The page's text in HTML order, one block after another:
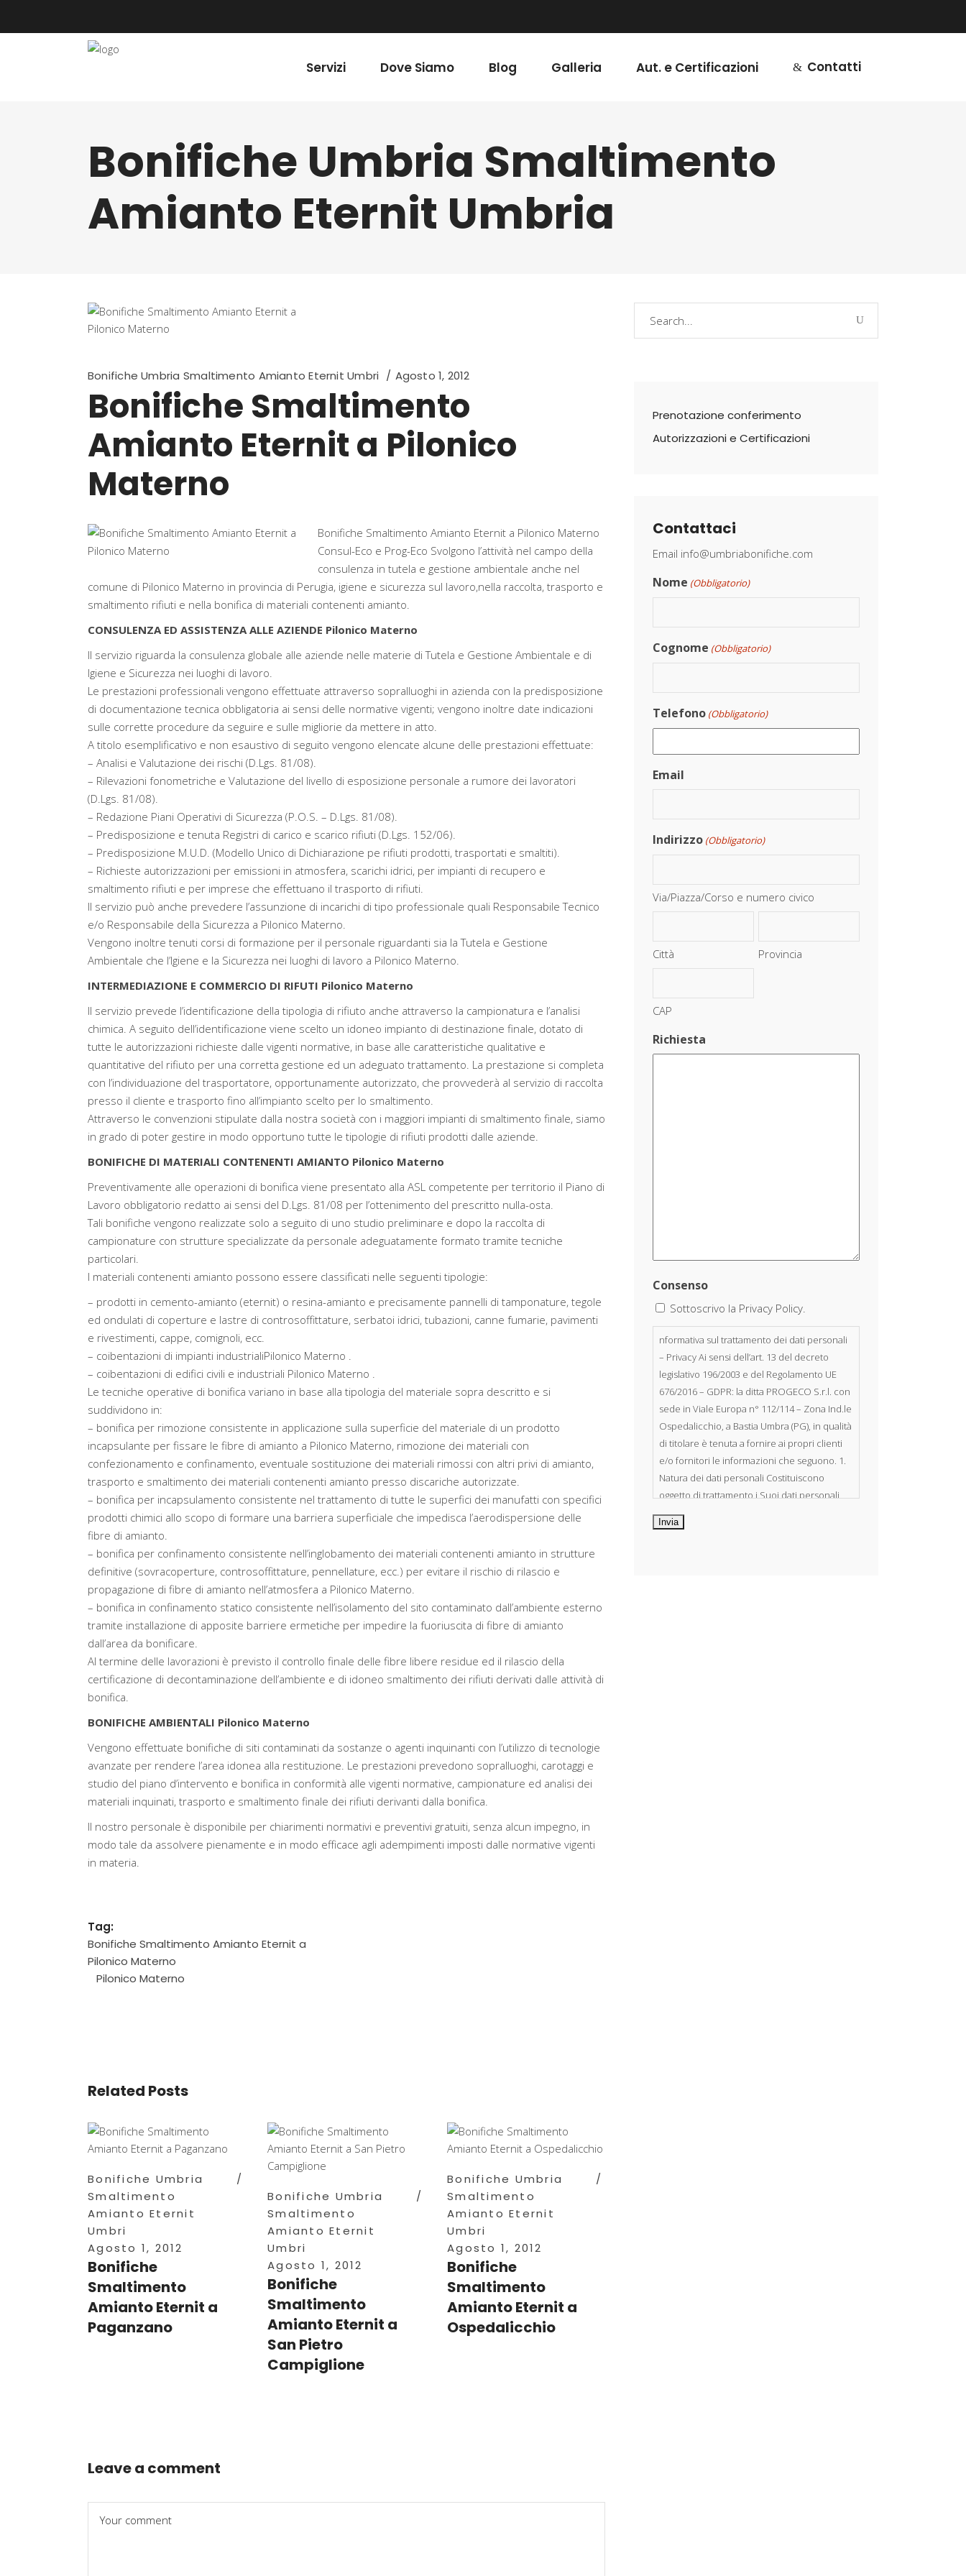
Servizi Dove Siamo Blog Galleria Aut. e Certificazioni Contatti
Bonifiche Umbria Smaltimento
Amianto Eternit Umbria
Bonifiche Umbria Smaltimento Amianto Eternit Umbri Agosto 1, 2012
Bonifiche Smaltimento
Amianto Eternit a Pilonico
Materno
Bonifiche Smaltimento Amianto Eternit a Pilonico Materno
Consul-Eco e Prog-Eco Svolgono l’attività nel campo della
consulenza in tutela e gestione ambientale anche nel
comune di Pilonico Materno in provincia di Perugia, igiene e sicurezza sul lavoro,nella raccolta, trasporto e
smaltimento rifiuti e nella bonifica di materiali contenenti amianto.
CONSULENZA ED ASSISTENZA ALLE AZIENDE Pilonico Materno
Il servizio riguarda la consulenza globale alle aziende nelle materie di Tutela e Gestione Ambientale e di
Igiene e Sicurezza nei luoghi di lavoro.
Le prestazioni professionali vengono effettuate attraverso sopralluoghi in azienda con la predisposizione
di documentazione tecnica obbligatoria ai sensi delle normative vigenti; vengono inoltre date indicazioni
sulle corrette procedure da seguire e sulle migliorie da mettere in atto.
A titolo esemplificativo e non esaustivo di seguito vengono elencate alcune delle prestazioni effettuate:
– Analisi e Valutazione dei rischi (D.Lgs. 81/08).
– Rilevazioni fonometriche e Valutazione del livello di esposizione personale a rumore dei lavoratori
(D.Lgs. 81/08).
– Redazione Piani Operativi di Sicurezza (P.O.S. – D.Lgs. 81/08).
– Predisposizione e tenuta Registri di carico e scarico rifiuti (D.Lgs. 152/06).
– Predisposizione M.U.D. (Modello Unico di Dichiarazione pe rifiuti prodotti, trasportati e smaltiti).
– Richieste autorizzazioni per emissioni in atmosfera, scarichi idrici, per impianti di recupero e
smaltimento rifiuti e per imprese che effettuano il trasporto di rifiuti.
Il servizio può anche prevedere l’assunzione di incarichi di tipo professionale quali Responsabile Tecnico
e/o Responsabile della Sicurezza a Pilonico Materno.
Vengono inoltre tenuti corsi di formazione per il personale riguardanti sia la Tutela e Gestione
Ambientale che l’Igiene e la Sicurezza nei luoghi di lavoro a Pilonico Materno.
INTERMEDIAZIONE E COMMERCIO DI RIFUTI Pilonico Materno
Il servizio prevede l’identificazione della tipologia di rifiuto anche attraverso la campionatura e l’analisi
chimica. A seguito dell’identificazione viene scelto un idoneo impianto di destinazione finale, dotato di
tutte le autorizzazioni richieste dalle vigenti normative, in base alle caratteristiche qualitative e
quantitative del rifiuto per una corretta gestione ed un adeguato trattamento. La prestazione si completa
con l’individuazione del trasportatore, opportunamente autorizzato, che provvederà al servizio di raccolta
presso il cliente e trasporto fino all’impianto scelto per lo smaltimento.
Attraverso le convenzioni stipulate dalla nostra società con i maggiori impianti di smaltimento finale, siamo
in grado di poter gestire in modo opportuno tutte le tipologie di rifiuti prodotti dalle aziende.
BONIFICHE DI MATERIALI CONTENENTI AMIANTO Pilonico Materno
Preventivamente alle operazioni di bonifica viene presentato alla ASL competente per territorio il Piano di
Lavoro obbligatorio redatto ai sensi del D.Lgs. 81/08 per l’ottenimento del prescritto nulla-osta.
Tali bonifiche vengono realizzate solo a seguito di uno studio preliminare e dopo la raccolta di
campionature con strutture specializzate da personale adeguatamente formato tramite tecniche
particolari.
I materiali contenenti amianto possono essere classificati nelle seguenti tipologie:
– prodotti in cemento-amianto (eternit) o resina-amianto e precisamente pannelli di tamponature, tegole
ed ondulati di coperture e lastre di controsoffittature, serbatoi idrici, tubazioni, canne fumarie, pavimenti
e rivestimenti, cappe, comignoli, ecc.
– coibentazioni di impianti industrialiPilonico Materno .
– coibentazioni di edifici civili e industriali Pilonico Materno .
Le tecniche operative di bonifica variano in base alla tipologia del materiale sopra descritto e si
suddividono in:
– bonifica per rimozione consistente in applicazione sulla superficie del materiale di un prodotto
incapsulante per fissare le fibre di amianto a Pilonico Materno, rimozione dei materiali con
confezionamento e confinamento, eventuale sostituzione dei materiali rimossi con altri privi di amianto,
trasporto e smaltimento dei materiali contenenti amianto presso discariche autorizzate.
– bonifica per incapsulamento consistente nel trattamento di tutte le superfici dei manufatti con specifici
prodotti chimici allo scopo di formare una barriera superficiale che impedisca l’aerodispersione delle
fibre di amianto.
– bonifica per confinamento consistente nell’inglobamento dei materiali contenenti amianto in strutture
definitive (sovracoperture, controsoffittature, pennellature, ecc.) per evitare il rischio di rilascio e
propagazione di fibre di amianto nell’atmosfera a Pilonico Materno.
– bonifica in confinamento statico consistente nell’isolamento del sito contaminato dall’ambiente esterno
tramite installazione di apposite barriere ermetiche per impedire la fuoriuscita di fibre di amianto
dall’area da bonificare.
Al termine delle lavorazioni è previsto il controllo finale delle fibre libere residue ed il rilascio della
certificazione di decontaminazione dell’ambiente e di idoneo smaltimento dei rifiuti derivati dalle attività di
bonifica.
BONIFICHE AMBIENTALI Pilonico Materno
Vengono effettuate bonifiche di siti contaminati da sostanze o agenti inquinanti con l’utilizzo di tecnologie
avanzate per rendere l’area idonea alla restituzione. Le prestazioni prevedono sopralluoghi, carotaggi e
studio del piano d’intervento e bonifica in conformità alle vigenti normative, campionature ed analisi dei
materiali inquinati, trasporto e smaltimento finale dei rifiuti derivanti dalla bonifica.
Il nostro personale è disponibile per chiarimenti normativi e preventivi gratuiti, senza alcun impegno, in
modo tale da assolvere pienamente e in modo efficace agli adempimenti imposti dalle normative vigenti
in materia.
Tag:
Bonifiche Smaltimento Amianto Eternit a
Pilonico Materno
Pilonico Materno
Related Posts
Bonifiche Umbria
Smaltimento
Amianto Eternit
Umbri
Agosto 1, 2012
Bonifiche
Smaltimento
Amianto Eternit a
Paganzano
Bonifiche Umbria
Smaltimento
Amianto Eternit
Umbri
Agosto 1, 2012
Bonifiche
Smaltimento
Amianto Eternit a
San Pietro
Campiglione
Bonifiche Umbria
Smaltimento
Amianto Eternit
Umbri
Agosto 1, 2012
Bonifiche
Smaltimento
Amianto Eternit a
Ospedalicchio
Leave a comment
Prenotazione conferimento
Autorizzazioni e Certificazioni
Contattaci
Email info@umbriabonifiche.com
Nome (Obbligatorio)
Cognome (Obbligatorio)
Telefono (Obbligatorio)
Email
Indirizzo (Obbligatorio)
Via/Piazza/Corso e numero civico
Città Provincia
CAP
Richiesta
Consenso
Sottoscrivo la Privacy Policy.
nformativa sul trattamento dei dati personali
– Privacy Ai sensi dell’art. 13 del decreto
legislativo 196/2003 e del Regolamento UE
676/2016 – GDPR: la ditta PROGECO S.r.l. con
sede in Viale Europa n° 112/114 – Zona Ind.le
Ospedalicchio, a Bastia Umbra (PG), in qualità
di titolare è tenuta a fornire ai propri clienti
e/o fornitori le informazioni che seguono. 1.
Natura dei dati personali Costituiscono
oggetto di trattamento i Suoi dati personali,
riferibili direttamente od indirettamente al
suo rapporto con la ditta scrivente, per il